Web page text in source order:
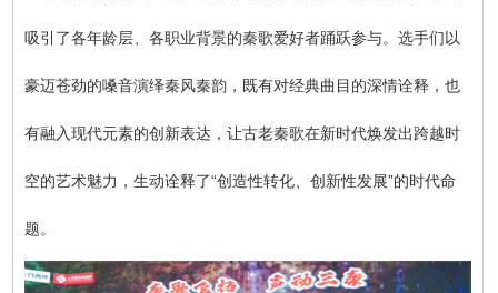
吸引了各年龄层、各职业背景的秦歌爱好者踊跃参与。选手们以
豪迈苍劲的嗓音演绎秦风秦韵，既有对经典曲目的深情诠释，也
有融入现代元素的创新表达，让古老秦歌在新时代焕发出跨越时
空的艺术魅力，生动诠释了“创造性转化、创新性发展”的时代命
题。